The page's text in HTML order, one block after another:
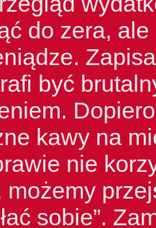
do zera,
być
kawy na
nie
możemy
sobie”.